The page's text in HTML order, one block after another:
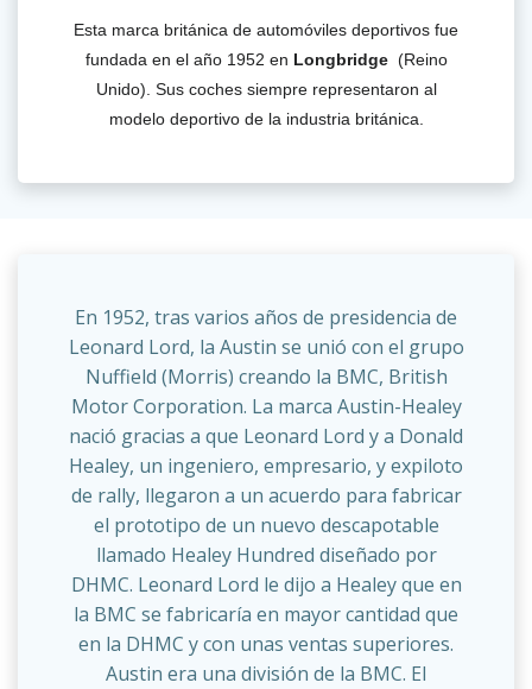
Esta marca británica de automóviles deportivos fue
fundada en el año 1952 en Longbridge (Reino
Unido). Sus coches siempre representaron al
modelo deportivo de la industria británica.
En 1952, tras varios años de presidencia de
Leonard Lord, la Austin se unió con el grupo
Nuffield (Morris) creando la BMC, British
Motor Corporation. La marca Austin-Healey
nació gracias a que Leonard Lord y a Donald
Healey, un ingeniero, empresario, y expiloto
de rally, llegaron a un acuerdo para fabricar
el prototipo de un nuevo descapotable
llamado Healey Hundred diseñado por
DHMC. Leonard Lord le dijo a Healey que en
la BMC se fabricaría en mayor cantidad que
en la DHMC y con unas ventas superiores.
Austin era una división de la BMC. El